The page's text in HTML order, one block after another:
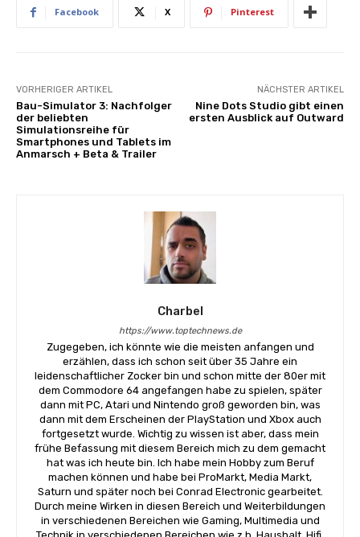
Facebook X Pinterest
VORHERIGER ARTIKEL
Bau-Simulator 3: Nachfolger
der beliebten
Simulationsreihe für
Smartphones und Tablets im
Anmarsch + Beta & Trailer
NÄCHSTER ARTIKEL
Nine Dots Studio gibt einen
ersten Ausblick auf Outward
Charbel
https://www.toptechnews.de
Zugegeben, ich könnte wie die meisten anfangen und
erzählen, dass ich schon seit über 35 Jahre ein
leidenschaftlicher Zocker bin und schon mitte der 80er mit
dem Commodore 64 angefangen habe zu spielen, später
dann mit PC, Atari und Nintendo groß geworden bin, was
dann mit dem Erscheinen der PlayStation und Xbox auch
fortgesetzt wurde. Wichtig zu wissen ist aber, dass mein
frühe Befassung mit diesem Bereich mich zu dem gemacht
hat was ich heute bin. Ich habe mein Hobby zum Beruf
machen können und habe bei ProMarkt, Media Markt,
Saturn und später noch bei Conrad Electronic gearbeitet.
Durch meine Wirken in diesen Bereich und Weiterbildungen
in verschiedenen Bereichen wie Gaming, Multimedia und